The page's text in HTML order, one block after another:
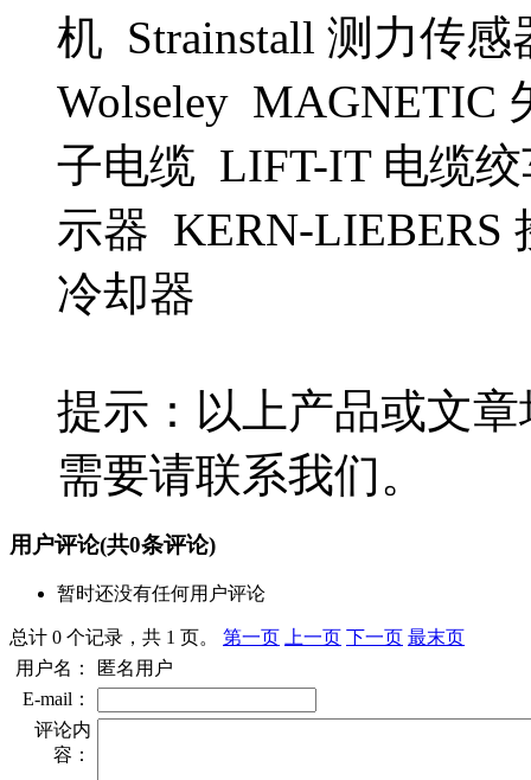
机 Strainstall 测力传
Wolseley MAGNETIC
子电缆 LIFT-IT 电缆
示器 KERN-LIEBERS
冷却器
提示：以上产品或文
需要请联系我们。
用户评论(共0条评论)
暂时还没有任何用户评论
总计 0 个记录，共 1 页。 第一页 上一页 下一页 最末页
用户名：
匿名用户
E-mail：
评论内
容：